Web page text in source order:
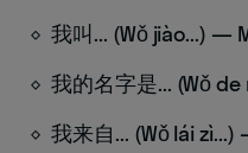
我叫... (Wǒ jiào...) —
我的名字是... (Wǒ
我来自... (Wǒ lái zì...)